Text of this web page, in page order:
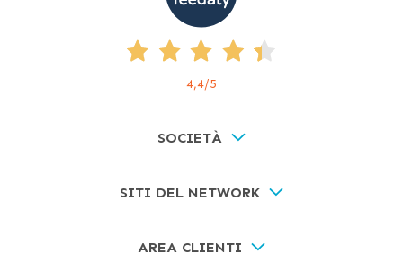
4,4/5
SOCIETÀ
SITI DEL NETWORK
AREA CLIENTI